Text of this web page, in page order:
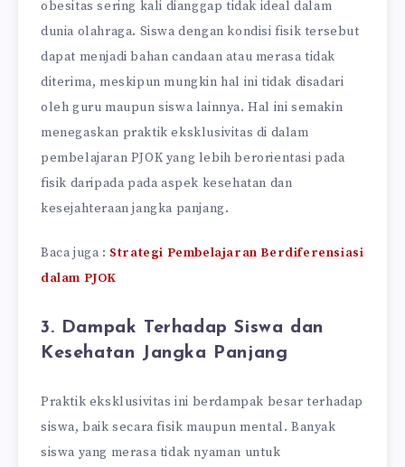
obesitas sering kali dianggap tidak ideal dalam
dunia olahraga. Siswa dengan kondisi fisik tersebut
dapat menjadi bahan candaan atau merasa tidak
diterima, meskipun mungkin hal ini tidak disadari
oleh guru maupun siswa lainnya. Hal ini semakin
menegaskan praktik eksklusivitas di dalam
pembelajaran PJOK yang lebih berorientasi pada
fisik daripada pada aspek kesehatan dan
kesejahteraan jangka panjang.
Baca juga : Strategi Pembelajaran Berdiferensiasi
dalam PJOK
3. Dampak Terhadap Siswa dan
Kesehatan Jangka Panjang
Praktik eksklusivitas ini berdampak besar terhadap
siswa, baik secara fisik maupun mental. Banyak
siswa yang merasa tidak nyaman untuk